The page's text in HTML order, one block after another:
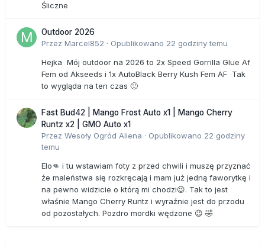
Śliczne
Outdoor 2026
Przez Marcel852 · Opublikowano 22 godziny temu
Hejka Mój outdoor na 2026 to 2x Speed Gorrilla Glue Af
Fem od Akseeds i 1x AutoBlack Berry Kush Fem AF Tak
to wygląda na ten czas 🙂
Fast Bud42 | Mango Frost Auto x1 | Mango Cherry
Runtz x2 | GMO Auto x1
Przez Wesoły Ogród Aliena · Opublikowano 22 godziny
temu
Elo👊 i tu wstawiam foty z przed chwili i muszę przyznać
że maleństwa się rozkręcają i mam już jedną faworytkę i
na pewno widzicie o którą mi chodzi😉. Tak to jest
właśnie Mango Cherry Runtz i wyraźnie jest do przodu
od pozostałych. Pozdro mordki wędzone 😉 🤣